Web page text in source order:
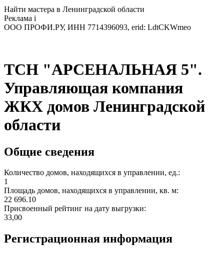
Найти мастера в Ленинградской области
Реклама i
ООО ПРОФИ.РУ, ИНН 7714396093, erid: LdtCKWmeo
ТСН "АРСЕНАЛЬНАЯ 5".
Управляющая компания
ЖКХ домов Ленинградской
области
Общие сведения
Количество домов, находящихся в управлении, ед.:
1
Площадь домов, находящихся в управлении, кв. м:
22 696.10
Присвоенный рейтинг на дату выгрузки:
33,00
Регистрационная информация